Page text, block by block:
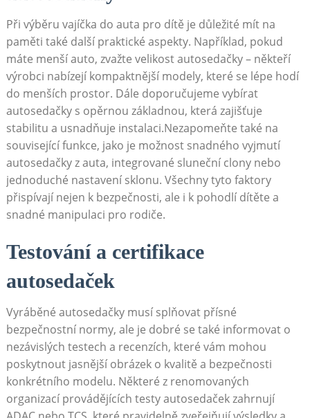
Při výběru vajíčka do auta pro dítě je důležité mít​ na
paměti také další praktické aspekty. Například, pokud
máte menší auto,‌ zvažte velikost autosedačky – někteří
výrobci‍ nabízejí kompaktnější modely,‍ které se‍ lépe hodí
do ⁢menších prostor. Dále ⁣doporučujeme vybírat
autosedačky ​s opěrnou základnou, ‌která zajišťuje
stabilitu a usnadňuje instalaci.Nezapomeňte⁢ také na
‌související funkce, jako je možnost snadného vyjmutí
autosedačky z‌ auta, integrované sluneční ⁣clony nebo
jednoduché⁤ nastavení‌ sklonu. Všechny tyto ⁣faktory
přispívají nejen k bezpečnosti, ale ‍i k pohodlí dítěte ‍a
snadné manipulaci pro rodiče.
Testování a certifikace⁢
autosedaček
Vyráběné autosedačky musí splňovat přísné
bezpečnostní normy, ⁢ale je dobré se také informovat⁢ o
nezávislých testech a recenzích, ‌které vám mohou
poskytnout ⁣jasnější obrázek o kvalitě a bezpečnosti
konkrétního modelu.‌ Některé z renomovaných
organizací provádějících testy autosedaček zahrnují​